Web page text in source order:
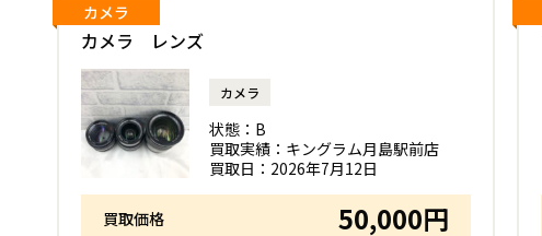
カメラ レンズ
カメラ
状態： B
買取実績： キングラム月島駅前店
買取日： 2026年7月12日
買取価格 50,000円
カメラ